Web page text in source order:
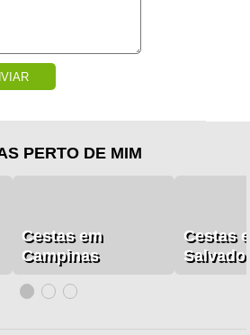
PERTO DE MIM
Cestas em
Campinas
Cestas